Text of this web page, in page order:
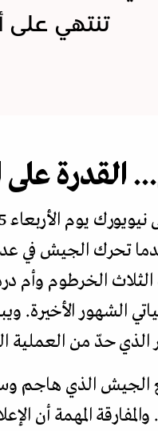
تنتهي على
القدرة
تحرك الجيش في
الخرطوم وأم
الشهور
الذي حدّ من العملية
الذي هاجم وسط
المهمة أن